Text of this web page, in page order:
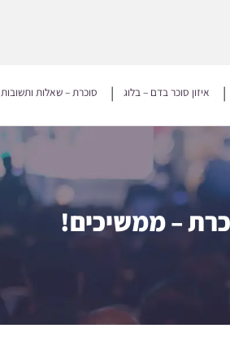
איזון סוכר בדם – בלוג סוכרת – שאלות ותשובות